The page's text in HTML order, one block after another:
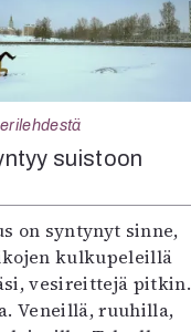
suistoon
on syntynyt sinne,
kulkupeleillä
vesireittejä pitkin.
Veneillä, ruuhilla,